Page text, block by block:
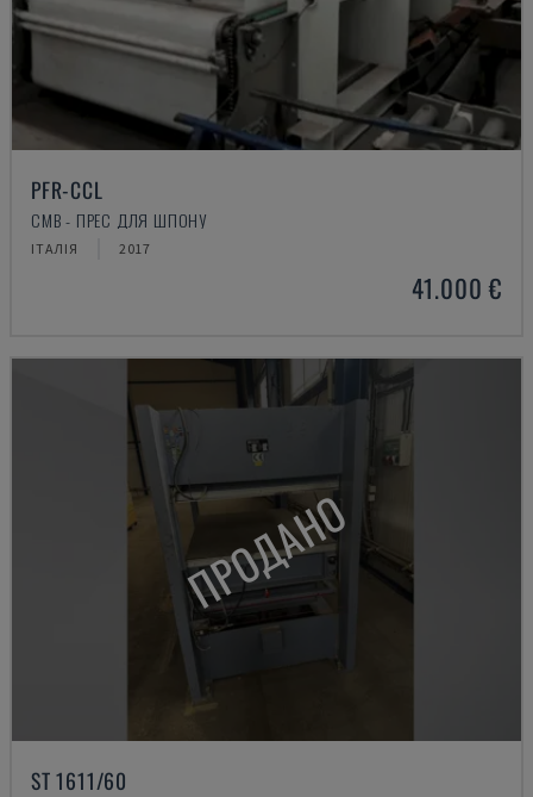
PFR-CCL
CMB - ПРЕС ДЛЯ ШПОНУ
ІТАЛІЯ 2017
41.000 €
ПРОДАНО
ST 1611/60